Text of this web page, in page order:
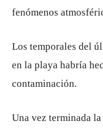
fenómenos
Los temporales del
en la playa habría
contaminación.
Una vez terminada